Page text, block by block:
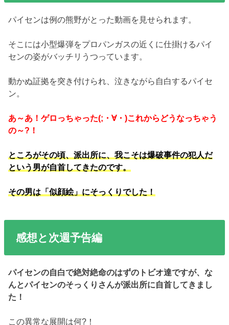
パイセンは例の熊野がとった動画を見せられます。
そこには小型爆弾をプロパンガスの近くに仕掛けるパイ
センの姿がバッチリうつっています。
動かぬ証拠を突き付けられ、泣きながら自白するパイセ
ン。
あ～あ！ゲロっちゃった(;・∀・)これからどうなっちゃう
の～?！
ところがその頃、派出所に、我こそは爆破事件の犯人だ
という男が自首してきたのです。
その男は「似顔絵」にそっくりでした！
感想と次週予告編
パイセンの自白で絶対絶命のはずのトビオ達ですが、な
んとパイセンのそっくりさんが派出所に自首してきまし
た！
この異常な展開は何?！